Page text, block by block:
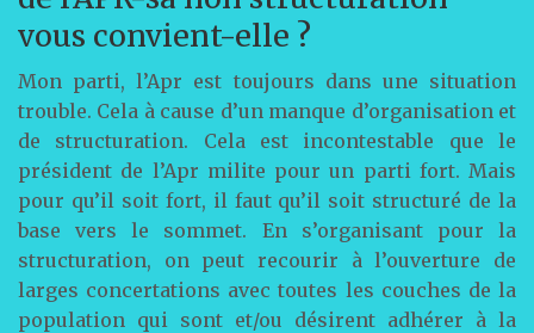
vous convient-elle ?
Mon parti, l’Apr est toujours dans une situation
trouble. Cela à cause d’un manque d’organisation et
de structuration. Cela est incontestable que le
président de l’Apr milite pour un parti fort. Mais
pour qu’il soit fort, il faut qu’il soit structuré de la
base vers le sommet. En s’organisant pour la
structuration, on peut recourir à l’ouverture de
larges concertations avec toutes les couches de la
population qui sont et/ou désirent adhérer à la